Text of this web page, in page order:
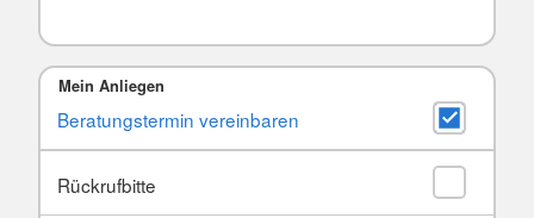
Mein Anliegen
Beratungstermin vereinbaren
Rückrufbitte